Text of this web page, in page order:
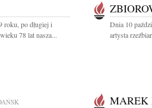
roku, po długiej i
78 lat nasza...
Dnia 10
artysta
MAREK